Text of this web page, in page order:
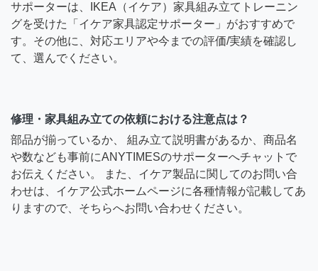
サポーターは、IKEA（イケア）家具組み立てトレーニン
グを受けた「イケア家具認定サポーター」がおすすめで
す。その他に、対応エリアや今までの評価/実績を確認し
て、選んでください。
修理・家具組み立ての依頼における注意点は？
部品が揃っているか、 組み立て説明書があるか、商品名
や数なども事前にANYTIMESのサポーターへチャットで
お伝えください。 また、イケア製品に関してのお問い合
わせは、イケア公式ホームページに各種情報が記載してあ
りますので、そちらへお問い合わせください。